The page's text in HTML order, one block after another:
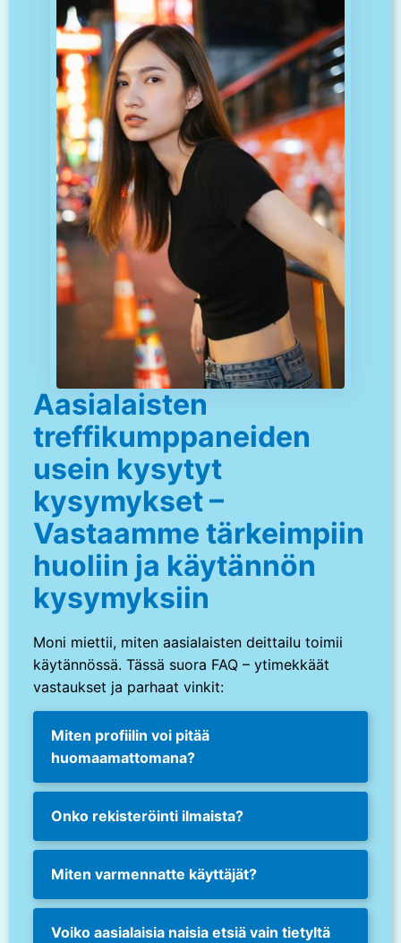
Aasialaisten
treffikumppaneiden
usein kysytyt
kysymykset –
Vastaamme tärkeimpiin
huoliin ja käytännön
kysymyksiin
Moni miettii, miten aasialaisten deittailu toimii
käytännössä. Tässä suora FAQ – ytimekkäät
vastaukset ja parhaat vinkit:
Miten profiilin voi pitää
huomaamattomana?
Onko rekisteröinti ilmaista?
Miten varmennatte käyttäjät?
Voiko aasialaisia naisia etsiä vain tietyltä